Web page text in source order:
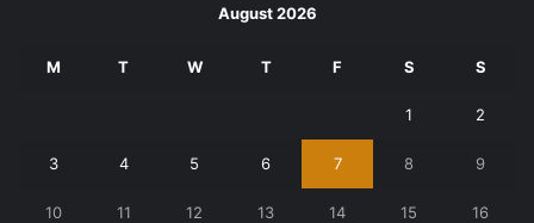
August 2026
M T W T F S S
1 2
3 4 5 6 7 8 9
10 11 12 13 14 15 16